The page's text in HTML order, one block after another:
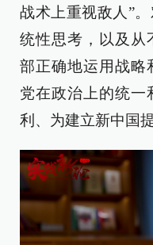
战术上重视敌人”
统性思考，以及从
部正确地运用战略
党在政治上的统一
利、为建立新中国